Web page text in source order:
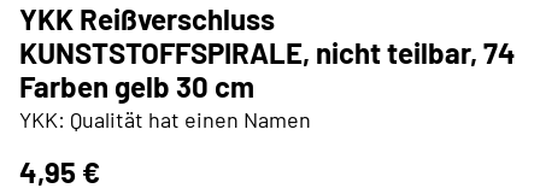
YKK Reißverschluss
KUNSTSTOFFSPIRALE, nicht teilbar, 74
Farben gelb 30 cm
YKK: Qualität hat einen Namen
4,95 €